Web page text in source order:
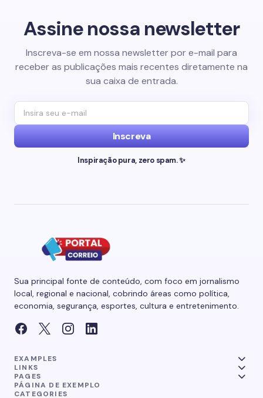
Assine nossa newsletter
Inscreva-se em nossa newsletter por e-mail para
receber as publicações mais recentes diretamente na
sua caixa de entrada.
Inscreva
Inspiração pura, zero spam. ✨
Sua principal fonte de conteúdo, com foco em jornalismo
local, regional e nacional, cobrindo áreas como política,
economia, segurança, esportes, cultura e entretenimento.
EXAMPLES
LINKS
PAGES
PÁGINA DE EXEMPLO
CATEGORIES